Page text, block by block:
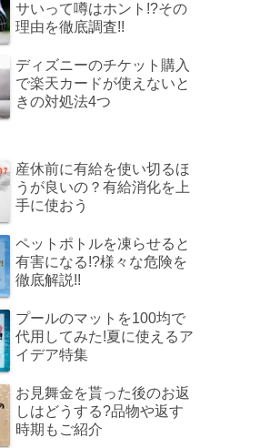
サいって噂はホント!?その
理由を徹底調査!!
ディズニーのチケット購入
で楽天カードが使えないと
きの対処法4つ
産休前に有給を使い切るほ
うが良いの？有給消化を上
手に使おう
ペットポトルを凍らせると
有害になる!?様々な危険を
徹底解説!!
プールのマットを100均で
代用してみた!夏に使えるア
イデア特集
お見舞金を貰った後のお返
しはどうする?品物や返す
時期もご紹介